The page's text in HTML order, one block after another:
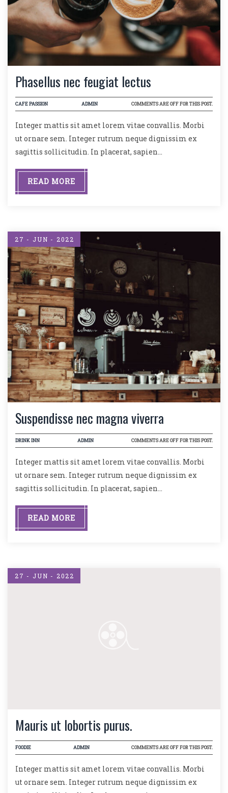
Phasellus nec feugiat lectus
CAFE PASSION ADMIN COMMENTS ARE OFF FOR THIS POST.
Integer mattis sit amet lorem vitae convallis. Morbi
ut ornare sem. Integer rutrum neque dignissim ex
sagittis sollicitudin. In placerat, sapien…
READ MORE
27 - JUN - 2022
Suspendisse nec magna viverra
DRINK INN ADMIN COMMENTS ARE OFF FOR THIS POST.
Integer mattis sit amet lorem vitae convallis. Morbi
ut ornare sem. Integer rutrum neque dignissim ex
sagittis sollicitudin. In placerat, sapien…
READ MORE
27 - JUN - 2022
Mauris ut lobortis purus.
FOODIE ADMIN COMMENTS ARE OFF FOR THIS POST.
Integer mattis sit amet lorem vitae convallis. Morbi
ut ornare sem. Integer rutrum neque dignissim ex